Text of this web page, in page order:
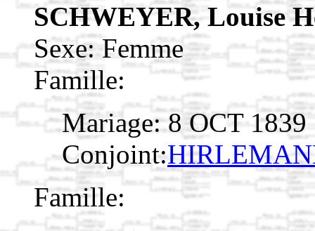
SCHWEYER, Louise
Sexe: Femme
Famille:
Mariage: 8 OCT 1839
Conjoint:
Famille: